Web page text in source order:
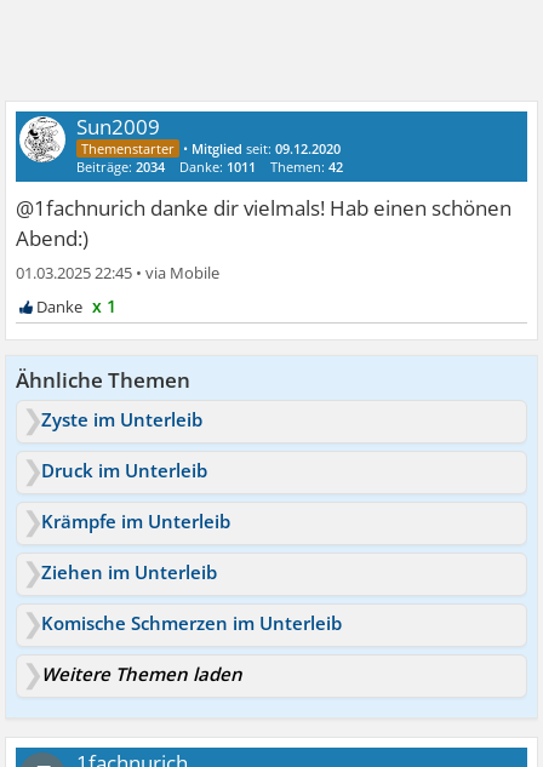
Sun2009
• Mitglied seit:09.12.2020
Beiträge:2034 Danke: 1011 Themen:42
@1fachnurich danke dir vielmals! Hab einen schönen
Abend:)
01.03.2025 22:45 •
x 1
Ähnliche Themen
Zyste im Unterleib
Druck im Unterleib
Krämpfe im Unterleib
Ziehen im Unterleib
Komische Schmerzen im Unterleib
Weitere Themen laden